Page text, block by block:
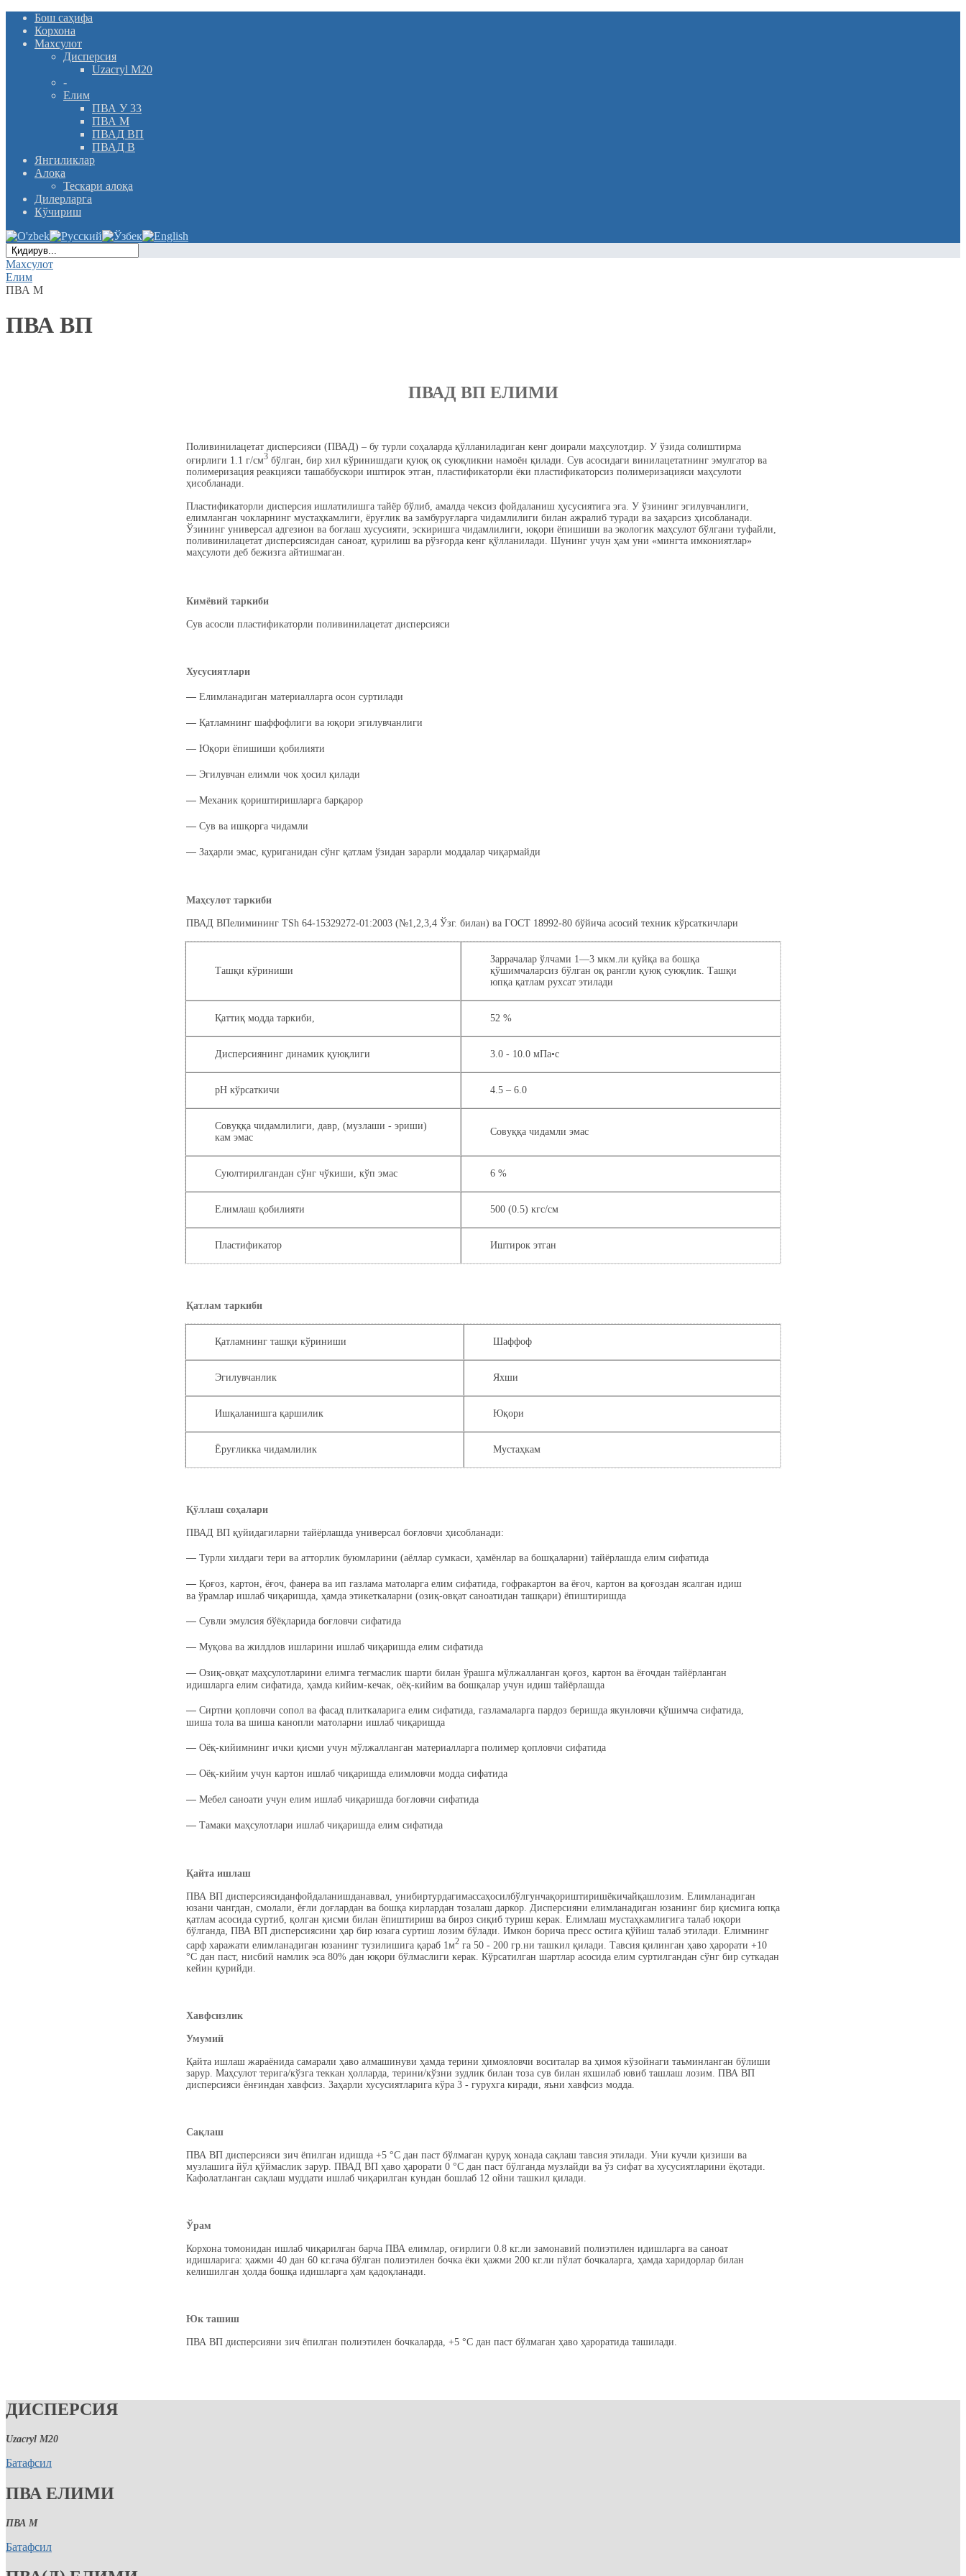
Бош саҳифа
Корхона
Махсулот
Дисперсия
Uzacryl M20
-
Елим
ПВА У 33
ПВА М
ПВАД ВП
ПВАД В
Янгиликлар
Алоқа
Тескари алоқа
Дилерларга
Кўчириш
Махсулот
Елим
ПВА М
ПВА ВП
ПВАД ВП ЕЛИМИ
Поливинилацетат дисперсияси (ПВАД) – бу турли соҳаларда қўлланиладиган кенг доирали маҳсулотдир. У ўзида солиштирма
оғирлиги 1.1 г/см3 бўлган, бир хил кўринишдаги қуюқ оқ суюқликни намоён қилади. Сув асосидаги винилацетатнинг эмулгатор ва
полимеризация реакцияси ташаббускори иштирок этган, пластификаторли ёки пластификаторсиз полимеризацияси маҳсулоти
ҳисобланади.
Пластификаторли дисперсия ишлатилишга тайёр бўлиб, амалда чексиз фойдаланиш ҳусусиятига эга. У ўзининг эгилувчанлиги,
елимланган чокларнинг мустаҳкамлиги, ёруғлик ва замбуруғларга чидамлилиги билан ажралиб туради ва заҳарсиз ҳисобланади.
Ўзининг универсал адгезион ва боғлаш хусусияти, эскиришга чидамлилиги, юқори ёпишиши ва экологик маҳсулот бўлгани туфайли,
поливинилацетат дисперсиясидан саноат, қурилиш ва рўзғорда кенг қўлланилади. Шунинг учун ҳам уни «мингта имкониятлар»
маҳсулоти деб бежизга айтишмаган.
Кимёвий таркиби
Сув асосли пластификаторли поливинилацетат дисперсияси
Хусусиятлари
― Елимланадиган материалларга осон суртилади
― Қатламнинг шаффофлиги ва юқори эгилувчанлиги
― Юқори ёпишиши қoбилияти
― Эгилувчан елимли чок ҳосил қилади
― Механик қориштиришларга барқарор
― Сув ва ишқорга чидамли
― Заҳарли эмас, қуриганидан сўнг қатлам ўзидан зарарли моддалар чиқармайди
Маҳсулот таркиби
ПВАД ВПелимининг TSh 64-15329272-01:2003 (№1,2,3,4 Ўзг. билан) ва ГОСТ 18992-80 бўйича асосий техник кўрсаткичлари
Ташқи кўриниши
Заррачалар ўлчами 1—3 мкм.ли қуйқа ва бошқа
қўшимчаларсиз бўлган оқ рангли қуюқ суюқлик. Ташқи
юпқа қатлам рухсат этилади
Қаттиқ модда таркиби, 52 %
Дисперсиянинг динамик қуюқлиги 3.0 - 10.0 мПа•с
pH кўрсаткичи 4.5 – 6.0
Совуққа чидамлилиги, давр, (музлаши - эриши)
кам эмас
Совуққа чидамли эмас
Суюлтирилгандан сўнг чўкиши, кўп эмас 6 %
Елимлаш қобилияти 500 (0.5) кгс/см
Пластификатор Иштирок этган
Қатлам таркиби
Қатламнинг ташқи кўриниши Шаффоф
Эгилувчанлик Яхши
Ишқаланишга қаршилик Юқори
Ёруғликка чидамлилик Мустаҳкам
Қўллаш соҳалари
ПВАД ВП қуйидагиларни тайёрлашда универсал боғловчи ҳисобланади:
― Турли хилдаги тери ва атторлик буюмларини (аёллар сумкаси, ҳамёнлар ва бошқаларни) тайёрлашда елим сифатида
― Қоғоз, картон, ёғоч, фанера ва ип газлама матоларга елим сифатида, гофракартон ва ёғоч, картон ва қоғоздан ясалган идиш
ва ўрамлар ишлаб чиқаришда, ҳамда этикеткаларни (озиқ-овқат саноатидан ташқари) ёпиштиришда
― Сувли эмулсия бўёқларида боғловчи сифатида
― Муқова ва жилдлов ишларини ишлаб чиқаришда елим сифатида
― Озиқ-овқат маҳсулотларини елимга тегмаслик шарти билан ўрашга мўлжалланган қоғоз, картон ва ёғочдан тайёрланган
идишларга елим сифатида, ҳамда кийим-кечак, оёқ-кийим ва бошқалар учун идиш тайёрлашда
― Сиртни қопловчи сопол ва фасад плиткаларига елим сифатида, газламаларга пардоз беришда якунловчи қўшимча сифатида,
шиша тола ва шиша канопли матоларни ишлаб чиқаришда
― Оёқ-кийимнинг ички қисми учун мўлжалланган материалларга полимер қопловчи сифатида
― Оёқ-кийим учун картон ишлаб чиқаришда елимловчи модда сифатида
― Мебел саноати учун елим ишлаб чиқаришда боғловчи сифатида
― Тамаки маҳсулотлари ишлаб чиқаришда елим сифатида
Қайта ишлаш
ПВА ВП дисперсиясиданфойдаланишданаввал, унибиртурдагимассаҳосилбўлгунчақориштиришёкичайқашлозим. Елимланадиган
юзани чангдан, смолали, ёғли доғлардан ва бошқа кирлардан тозалаш даркор. Дисперсияни елимланадиган юзанинг бир қисмига юпқа
қатлам асосида суртиб, қолган қисми билан ёпиштириш ва бироз сиқиб туриш керак. Елимлаш мустаҳкамлигига талаб юқори
бўлганда, ПВА ВП дисперсиясини ҳар бир юзага суртиш лозим бўлади. Имкон борича пресс остига қўйиш талаб этилади. Елимнинг
сарф харажати елимланадиган юзанинг тузилишига қараб 1м2 га 50 - 200 гр.ни ташкил қилади. Тавсия қилинган ҳаво ҳарорати +10
°C дан паст, нисбий намлик эса 80% дан юқори бўлмаслиги керак. Кўрсатилган шартлар асосида елим суртилгандан сўнг бир суткадан
кейин қурийди.
Хавфсизлик
Умумий
Қайта ишлаш жараёнида самарали ҳаво алмашинуви ҳамда терини ҳимояловчи воситалар ва ҳимоя кўзойнаги таъминланган бўлиши
зарур. Маҳсулот терига/кўзга теккан ҳолларда, терини/кўзни зудлик билан тоза сув билан яхшилаб ювиб ташлаш лозим. ПВА ВП
дисперсияси ёнғиндан хавфсиз. Заҳарли хусусиятларига кўра 3 - гурухга киради, яъни хавфсиз модда.
Сақлаш
ПВА ВП дисперсияси зич ёпилган идишда +5 °C дан паст бўлмаган қуруқ хонада сақлаш тавсия этилади. Уни кучли қизиши ва
музлашига йўл қўймаслик зарур. ПВАД ВП ҳаво ҳарорати 0 °C дан паст бўлганда музлайди ва ўз сифат ва хусусиятларини ёқотади.
Кафолатланган сақлаш муддати ишлаб чиқарилган кундан бошлаб 12 ойни ташкил қилади.
Ўрам
Корхона томонидан ишлаб чиқарилган барча ПВА елимлар, оғирлиги 0.8 кг.ли замонавий полиэтилен идишларга ва саноат
идишларига: ҳажми 40 дан 60 кг.гача бўлган полиэтилен бочка ёки ҳажми 200 кг.ли пўлат бочкаларга, ҳамда харидорлар билан
келишилган ҳолда бошқа идишларга ҳам қадоқланади.
Юк ташиш
ПВА ВП дисперсияни зич ёпилган полиэтилен бочкаларда, +5 °C дан паст бўлмаган ҳаво ҳароратида ташилади.
ДИСПЕРСИЯ
Uzacryl M20
Батафсил
ПВА ЕЛИМИ
ПВА М
Батафсил